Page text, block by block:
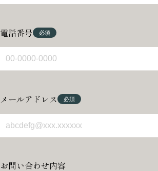
電話番号
メールアドレス
お問い合わせ内容